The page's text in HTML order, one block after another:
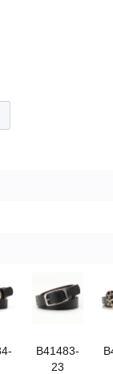
B41483-
23